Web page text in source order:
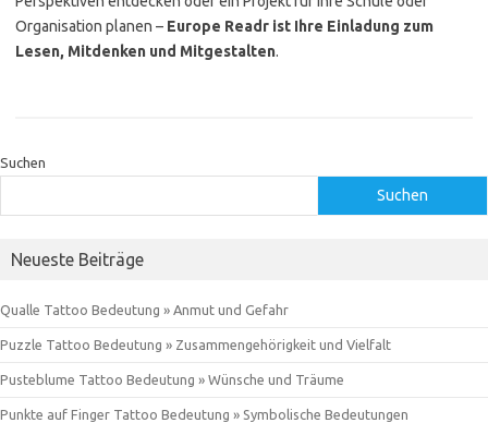
Organisation planen – Europe Readr ist Ihre Einladung zum
Lesen, Mitdenken und Mitgestalten.
Suchen
Suchen
Neueste Beiträge
Qualle Tattoo Bedeutung » Anmut und Gefahr
Puzzle Tattoo Bedeutung » Zusammengehörigkeit und Vielfalt
Pusteblume Tattoo Bedeutung » Wünsche und Träume
Punkte auf Finger Tattoo Bedeutung » Symbolische Bedeutungen